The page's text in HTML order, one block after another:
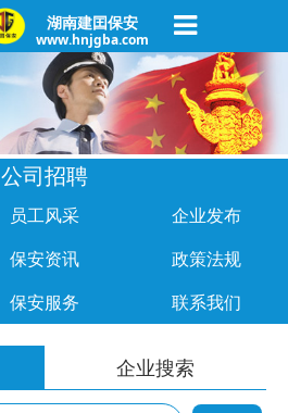
湖南建囯保安
www.hnjgba.com
公司招聘
员工风采
企业发布
保安资讯
政策法规
保安服务 联系我们
企业搜索